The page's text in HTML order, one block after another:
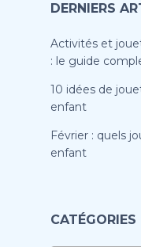
DERNIERS
Activités et
: le guide
10 idées de
enfant
Février : quels
enfant